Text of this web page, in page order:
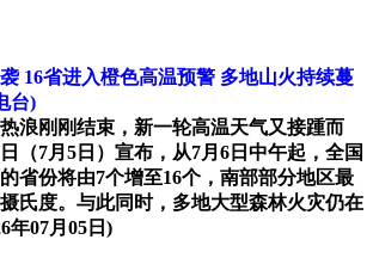
16省进入橙色高温预警 多地山火持续蔓
台)
浪刚刚结束，新一轮高温天气又接踵而
（7月5日）宣布，从7月6日中午起，全国
省份将由7个增至16个，南部部分地区最
氏度。与此同时，多地大型森林火灾仍在
年07月05日)